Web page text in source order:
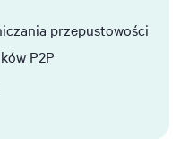
przepustowości
P2P